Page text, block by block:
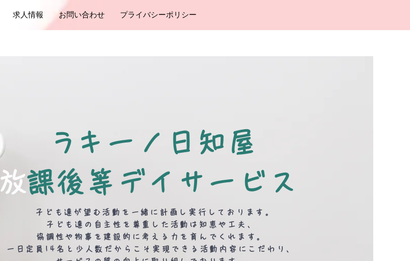
求人情報 お問い合わせ プライバシーポリシー
​ラキーノ日知屋
​放課後等デイサービス
子ども達が望む活動を一緒に計画し実行しております。
子ども達の自主性を尊重した活動は知恵や工夫、
協調性や物事を建設的に考える力を育んでくれます。
一日定員14名と少人数だからこそ実現できる活動内容にこだわり、